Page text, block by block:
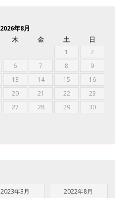
2026年8月
木 金 土 日
1
2
6 7 8
9
13 14 15
16
20 21 22
23
27 28 29
30
2023年3月 2022年8月